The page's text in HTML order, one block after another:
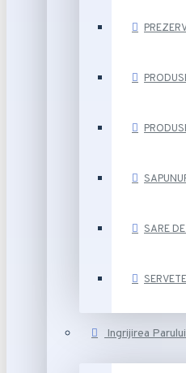
SARE
Ingrijirea Parului